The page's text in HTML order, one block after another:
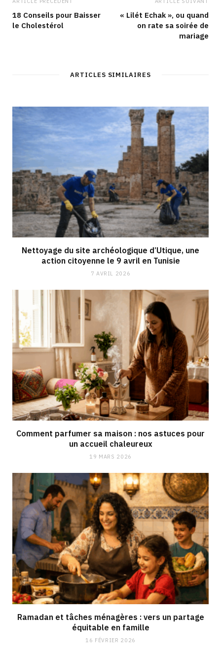
18 Conseils pour Baisser
le Cholestérol
« Lilét Echak », ou quand
on rate sa soirée de
mariage
ARTICLES SIMILAIRES
Nettoyage du site archéologique d’Utique, une
action citoyenne le 9 avril en Tunisie
7 AVRIL 2026
Comment parfumer sa maison : nos astuces pour
un accueil chaleureux
19 MARS 2026
Ramadan et tâches ménagères : vers un partage
équitable en famille
16 FÉVRIER 2026